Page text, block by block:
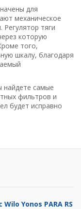
для
механическое
тяги
которую
того,
шкалу, благодаря
найдете самые
фильтров и
будет исправно
Yonos PARA RS